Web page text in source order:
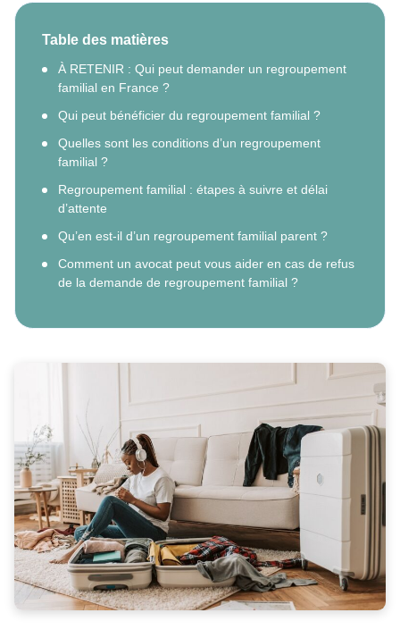
Table des matières
À RETENIR : Qui peut demander un regroupement
familial en France ?
Qui peut bénéficier du regroupement familial ?
Quelles sont les conditions d’un regroupement
familial ?
Regroupement familial : étapes à suivre et délai
d’attente
Qu’en est-il d’un regroupement familial parent ?
Comment un avocat peut vous aider en cas de refus
de la demande de regroupement familial ?